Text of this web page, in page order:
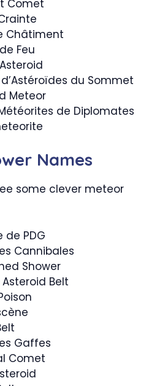
Comet
Châtiment
Feu
du Sommet
Meteor
de Diplomates
Names
some clever meteor
de PDG
Cannibales
Shower
Belt
Gaffes
Comet